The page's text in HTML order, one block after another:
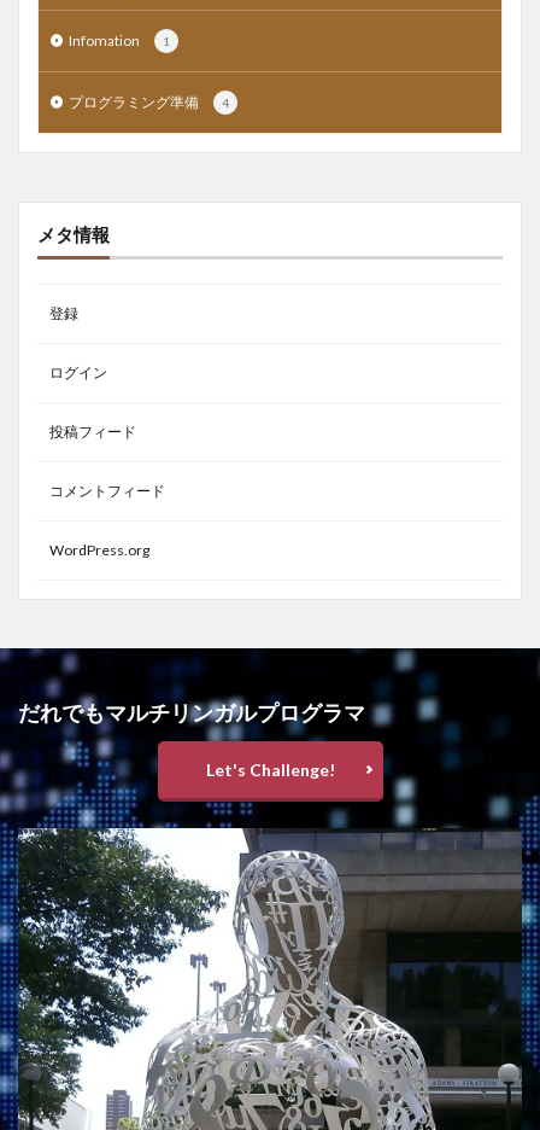
Infomation 1
プログラミング準備 4
メタ情報
登録
ログイン
投稿フィード
コメントフィード
WordPress.org
だれでもマルチリンガルプログラマ
Let's Challenge!